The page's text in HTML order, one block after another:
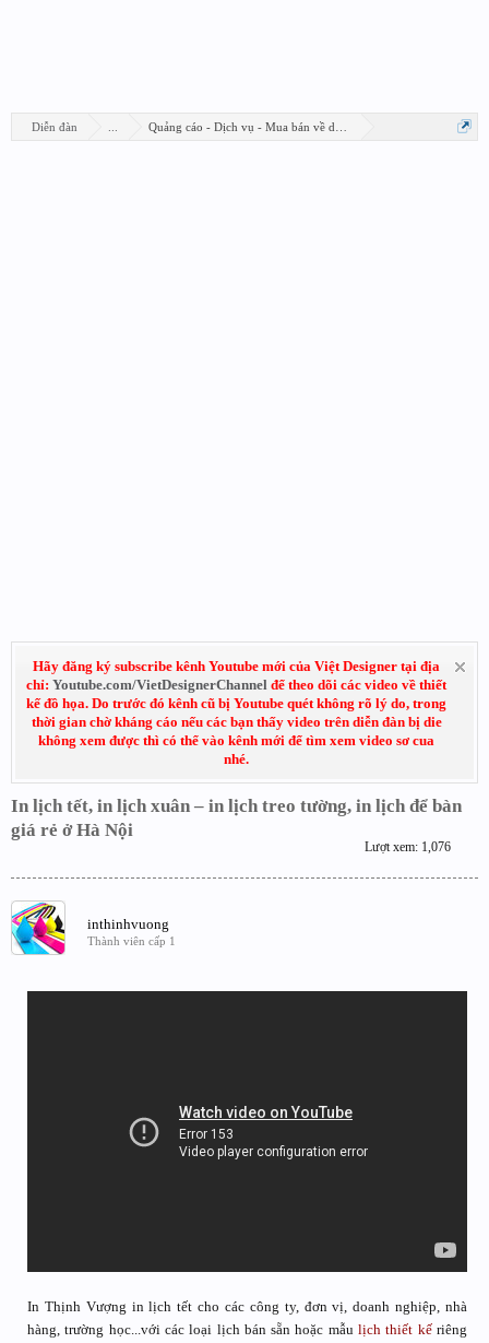
Diễn đàn Quảng cáo - Dịch vụ - Mua bán về design
Hãy đăng ký subscribe kênh Youtube mới của Việt Designer tại địa
chỉ: Youtube.com/VietDesignerChannel để theo dõi các video về thiết
kế đồ họa. Do trước đó kênh cũ bị Youtube quét không rõ lý do, trong
thời gian chờ kháng cáo nếu các bạn thấy video trên diễn đàn bị die
không xem được thì có thể vào kênh mới để tìm xem video sơ cua
nhé.
In lịch tết, in lịch xuân – in lịch treo tường, in lịch để bàn
giá rẻ ở Hà Nội
Lượt xem: 1,076
inthinhvuong
Thành viên cấp 1
In Thịnh Vượng in lịch tết cho các công ty, đơn vị, doanh nghiệp, nhà
hàng, trường học...với các loại lịch bán sẵn hoặc mẫulịch thiết kếriêng